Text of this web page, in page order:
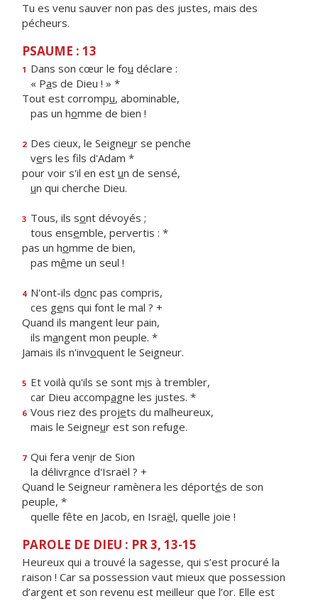
Tu es venu sauver non pas des justes, mais des
pécheurs.
PSAUME : 13
1 Dans son cœur le fou déclare :
« Pas de Dieu ! » *
Tout est corrompu, abominable,
pas un homme de bien !
2 Des cieux, le Seigneur se penche
vers les fils d'Adam *
pour voir s'il en est un de sensé,
un qui cherche Dieu.
3 Tous, ils sont dévoyés ;
tous ensemble, pervertis : *
pas un homme de bien,
pas même un seul !
4 N'ont-ils donc pas compris,
ces gens qui font le mal ? +
Quand ils mangent leur pain,
ils mangent mon peuple. *
Jamais ils n'invoquent le Seigneur.
5 Et voilà qu'ils se sont mis à trembler,
car Dieu accompagne les justes. *
6 Vous riez des projets du malheureux,
mais le Seigneur est son refuge.
7 Qui fera venir de Sion
la délivrance d'Israël ? +
Quand le Seigneur ramènera les déportés de son
peuple, *
quelle fête en Jacob, en Israël, quelle joie !
PAROLE DE DIEU : PR 3, 13-15
Heureux qui a trouvé la sagesse, qui s’est procuré la
raison ! Car sa possession vaut mieux que possession
d’argent et son revenu est meilleur que l’or. Elle est